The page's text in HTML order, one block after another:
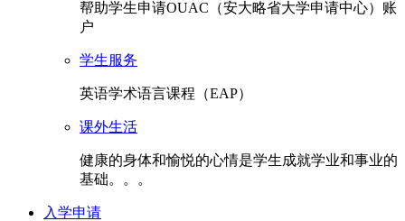
帮助学生申请OUAC（安大略省大学申请中心）账
户
学生服务
英语学术语言课程（EAP）
课外生活
健康的身体和愉悦的心情是学生成就学业和事业的
基础。。。
入学申请